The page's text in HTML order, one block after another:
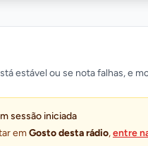
estável ou se nota falhas, e
sessão iniciada
emGosto desta rádio,entre